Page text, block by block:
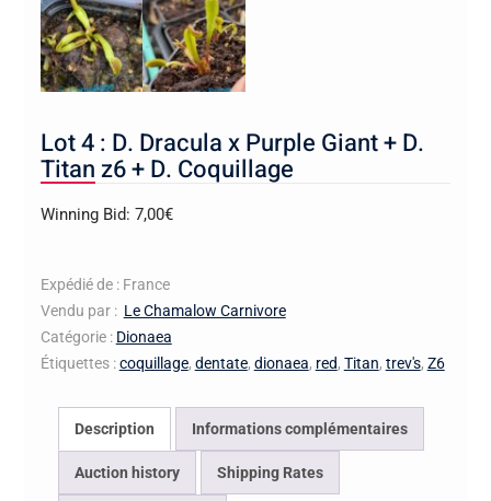
Lot 4 : D. Dracula x Purple Giant + D.
Titan z6 + D. Coquillage
Winning Bid: 7,00€
Expédié de : France
Vendu par : Le Chamalow Carnivore
Catégorie : Dionaea
Étiquettes :coquillage, dentate, dionaea, red, Titan, trev's, Z6
Description Informations complémentaires
Auction history Shipping Rates